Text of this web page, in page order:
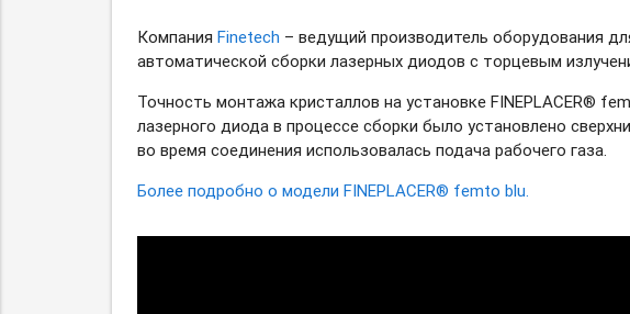
Компания Finetech – ведущий производитель оборудования
автоматической сборки лазерных диодов с торцевым
Точность монтажа кристаллов на установке FINEPLACER®
лазерного диода в процессе сборки было установлено
во время соединения использовалась подача рабочего газа.
Более подробно о модели FINEPLACER® femto blu.